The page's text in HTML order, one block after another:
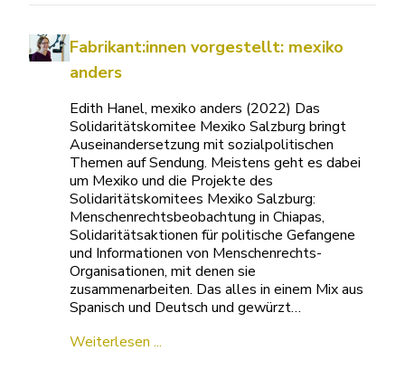
Fabrikant:innen vorgestellt: mexiko
anders
Edith Hanel, mexiko anders (2022) Das
Solidaritätskomitee Mexiko Salzburg bringt
Auseinandersetzung mit sozialpolitischen
Themen auf Sendung. Meistens geht es dabei
um Mexiko und die Projekte des
Solidaritätskomitees Mexiko Salzburg:
Menschenrechtsbeobachtung in Chiapas,
Solidaritätsaktionen für politische Gefangene
und Informationen von Menschenrechts-
Organisationen, mit denen sie
zusammenarbeiten. Das alles in einem Mix aus
Spanisch und Deutsch und gewürzt…
Weiterlesen ...